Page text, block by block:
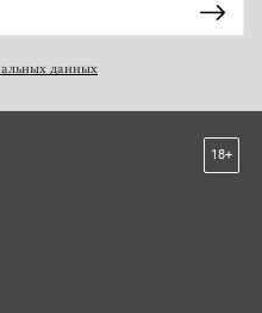
данных
18+